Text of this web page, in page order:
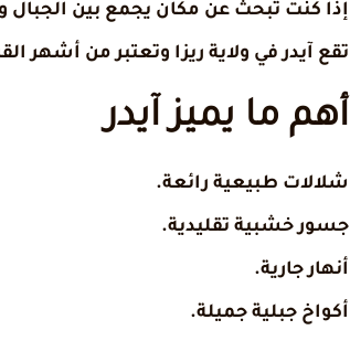
إذا كنت تبحث عن مكان يجمع بين الجبال
تقع آيدر في ولاية ريزا وتعتبر من أشهر
أهم ما يميز آيدر
شلالات طبيعية رائعة.
جسور خشبية تقليدية.
أنهار جارية.
أكواخ جبلية جميلة.